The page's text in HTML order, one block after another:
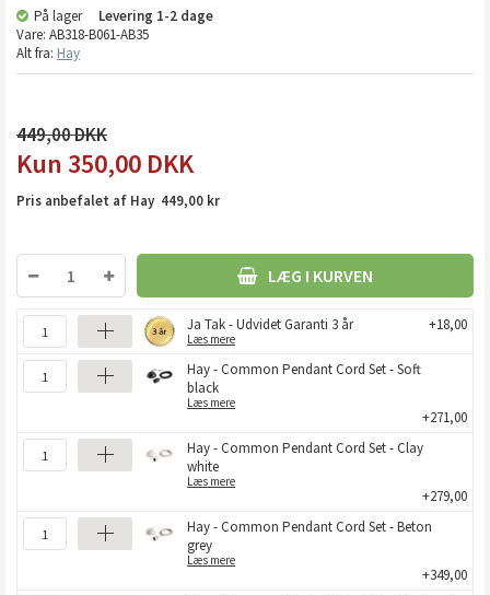
På lager Levering 1-2 dage
Vare: AB318-B061-AB35
Alt fra: Hay
449,00
350,00 DKK
Pris anbefalet af Hay 449,00 kr
LÆG I KURVEN
Ja Tak - Udvidet Garanti 3 år
Læs mere
+18,00
Hay - Common Pendant Cord Set - Soft
black
Læs mere
+271,00
Hay - Common Pendant Cord Set - Clay
white
Læs mere
+279,00
Hay - Common Pendant Cord Set - Beton
grey
Læs mere
+349,00